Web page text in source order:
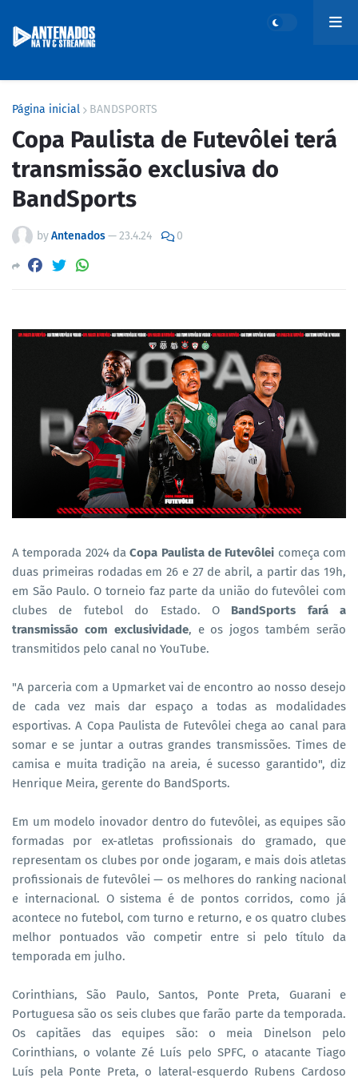
Página inicial BANDSPORTS
Copa Paulista de Futevôlei terá
transmissão exclusiva do
BandSports
byAntenados—23.4.24 0
A temporada 2024 da Copa Paulista de Futevôlei começa com
duas primeiras rodadas em 26 e 27 de abril, a partir das 19h,
em São Paulo. O torneio faz parte da união do futevôlei com
clubes de futebol do Estado. OBandSports fará a
transmissão com exclusividade, e os jogos também serão
transmitidos pelo canal no YouTube.
"A parceria com a Upmarket vai de encontro ao nosso desejo
de cada vez mais dar espaço a todas as modalidades
esportivas. A Copa Paulista de Futevôlei chega ao canal para
somar e se juntar a outras grandes transmissões. Times de
camisa e muita tradição na areia, é sucesso garantido", diz
Henrique Meira, gerente do BandSports.
Em um modelo inovador dentro do futevôlei, as equipes são
formadas por ex-atletas profissionais do gramado, que
representam os clubes por onde jogaram, e mais dois atletas
profissionais de futevôlei — os melhores do ranking nacional
e internacional. O sistema é de pontos corridos, como já
acontece no futebol, com turno e returno, e os quatro clubes
melhor pontuados vão competir entre si pelo título da
temporada em julho.
Corinthians, São Paulo, Santos, Ponte Preta, Guarani e
Portuguesa são os seis clubes que farão parte da temporada.
Os capitães das equipes são: o meia Dinelson pelo
Corinthians, o volante Zé Luís pelo SPFC, o atacante Tiago
Luís pela Ponte Preta, o lateral-esquerdo Rubens Cardoso